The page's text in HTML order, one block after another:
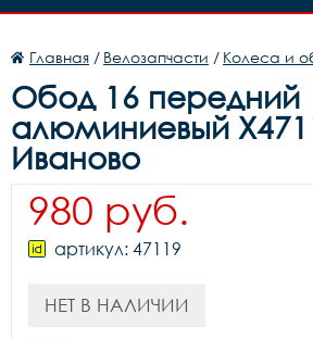
Главная / Велозапчасти / Колеса и
Обод 16 передний
алюминиевый
Иваново
980 руб.
артикул: 47119
НЕТ В НАЛИЧИИ